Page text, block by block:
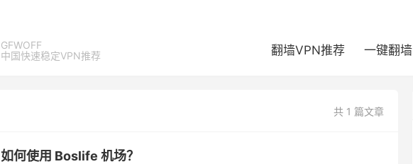
GFWOFF
中国快速稳定VPN推荐
翻墙VPN推荐 一键翻墙
共 1 篇文章
如何使用 Boslife 机场？